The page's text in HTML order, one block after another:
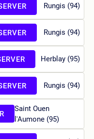
Rungis (94)
Rungis (94)
Herblay (95)
Rungis (94)
Saint Ouen
l'Aumone (95)